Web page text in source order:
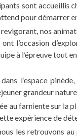
sont accueillis
pour démarrer
nos
l’occasion
à l’épreuve tout
l’espace
grandeur
au farniente sur la
expérience de
les retrouvons